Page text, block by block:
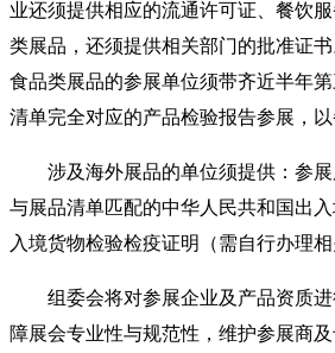
业还须提供相应的流通许可证、餐饮
类展品，还须提供相关部门的批准证
食品类展品的参展单位须带齐近半年
清单完全对应的产品检验报告参展，以
涉及海外展品的单位须提供：参
与展品清单匹配的中华人民共和国出
入境货物检验检疫证明（需自行办理相
组委会将对参展企业及产品资质
障展会专业性与规范性，维护参展商及